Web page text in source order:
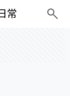
常